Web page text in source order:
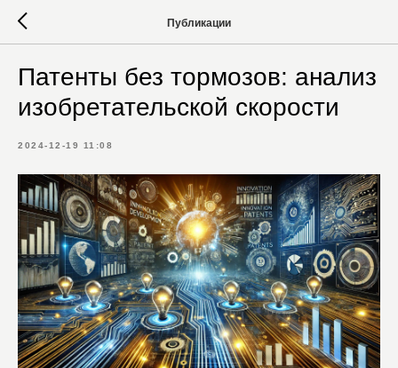
Публикации
Патенты без тормозов: анализ
изобретательской скорости
2024-12-19 11:08